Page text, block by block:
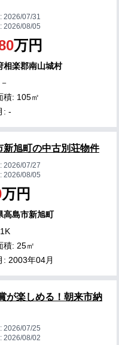
:2026/07/31
:2026/08/05
万円
相楽郡南山城村
積: 105㎡
: -
新旭町の中古別荘物件
:2026/07/27
:2026/08/05
万円
高島市新旭町
積: 25㎡
: 2003年04月
が楽しめる！朝来市納
:2026/07/25
:2026/08/02